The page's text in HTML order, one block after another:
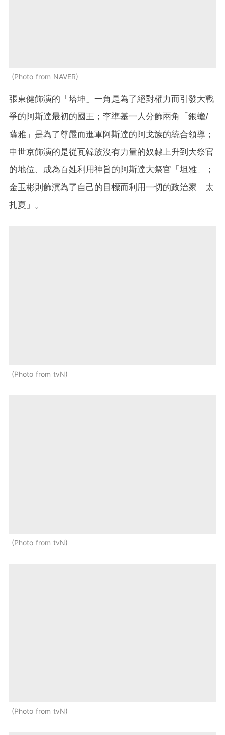
Photo from NAVER
張東健飾演的「塔坤」一角是為了絕對權力而引發大戰
爭的阿斯達最初的國王；李準基一人分飾兩角「銀蟾/
薩雅」是為了尊嚴而進軍阿斯達的阿戈族的統合領導；
申世京飾演的是從瓦韓族沒有力量的奴隸上升到大祭官
的地位、成為百姓利用神旨的阿斯達大祭官 「坦雅」；
金玉彬則飾演為了自己的目標而利用一切的政治家「太
扎夏」。
Photo from tvN
Photo from tvN
Photo from tvN